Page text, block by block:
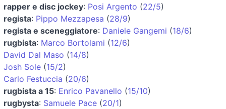
rapper e disc jockey: Posi Argento (22/5)
regista: Pippo Mezzapesa (28/9)
regista e sceneggiatore: Daniele Gangemi (18/6)
rugbista: Marco Bortolami (12/6)
David Dal Maso (14/8)
Josh Sole (15/2)
Carlo Festuccia (20/6)
rugbista a 15: Enrico Pavanello (15/10)
rugbysta: Samuele Pace (20/1)